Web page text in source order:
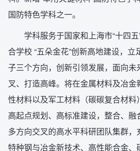
国防特色学科之一。
学科服务于国家和上海市“十四
合学校 “五朵金花”创新高地建设，
子三个方向，创新引领发展，面向未
叉、打造高峰。将在金属材料及冶
性材料以及军工材料（碳碳复合材料
高起点规划、高标准建设，整合、
多方向交叉的高水平科研团队集群
特种钢与冶金新技术、高性能合金